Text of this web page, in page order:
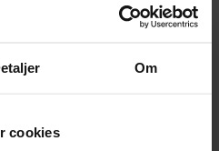
Om
cookies
vil jeg pynte med
på grene fra
Kors butikkerne for
æg selv, så er der altså